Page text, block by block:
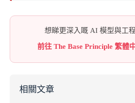
想睇更深入嘅 AI 模型與工
前往 The Base Principle 繁體
相關文章